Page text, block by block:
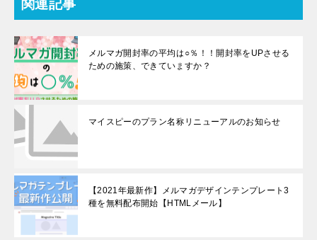
関連記事
メルマガ開封率の平均は○％！！開封率をUPさせる
ための施策、できていますか？
マイスピーのプラン名称リニューアルのお知らせ
【2021年最新作】メルマガデザインテンプレート3
種を無料配布開始【HTMLメール】